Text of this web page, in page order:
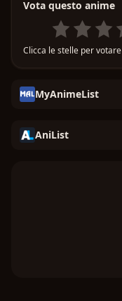
Vota questo anime
Clicca le stelle per votare
MyAnimeList
AniList